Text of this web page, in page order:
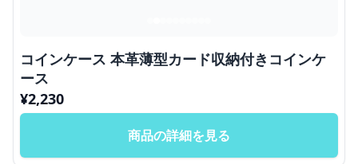
コインケース 本革薄型カード収納付きコインケ
ース
¥2,230
商品の詳細を見る